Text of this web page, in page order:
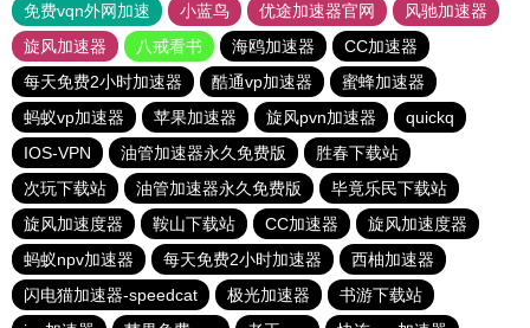
免费vqn外网加速
小蓝鸟 优途加速器官网
风驰加速器
旋风加速器
八戒看书 海鸥加速器
CC加速器
每天免费2小时加速器
酷通vp加速器
蜜蜂加速器
蚂蚁vp加速器
苹果加速器 旋风pvn加速器
quickq
IOS-VPN
油管加速器永久免费版
胜春下载站
次玩下载站
油管加速器永久免费版
毕竟乐民下载站
旋风加速度器
鞍山下载站 CC加速器
旋风加速度器
蚂蚁npv加速器
每天免费2小时加速器
西柚加速器
闪电猫加速器-speedcat
极光加速器
书游下载站